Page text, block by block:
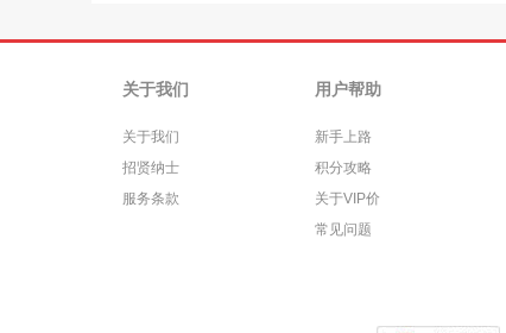
关于我们
关于我们
招贤纳士
服务条款
用户帮助
新手上路
积分攻略
关于VIP价
常见问题